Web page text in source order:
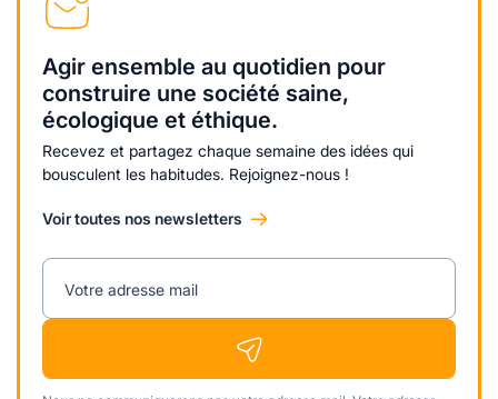
Agir ensemble au quotidien pour
construire une société saine,
écologique et éthique.
Recevez et partagez chaque semaine des idées qui
bousculent les habitudes. Rejoignez-nous !
Voir toutes nos newsletters
Votre adresse mail